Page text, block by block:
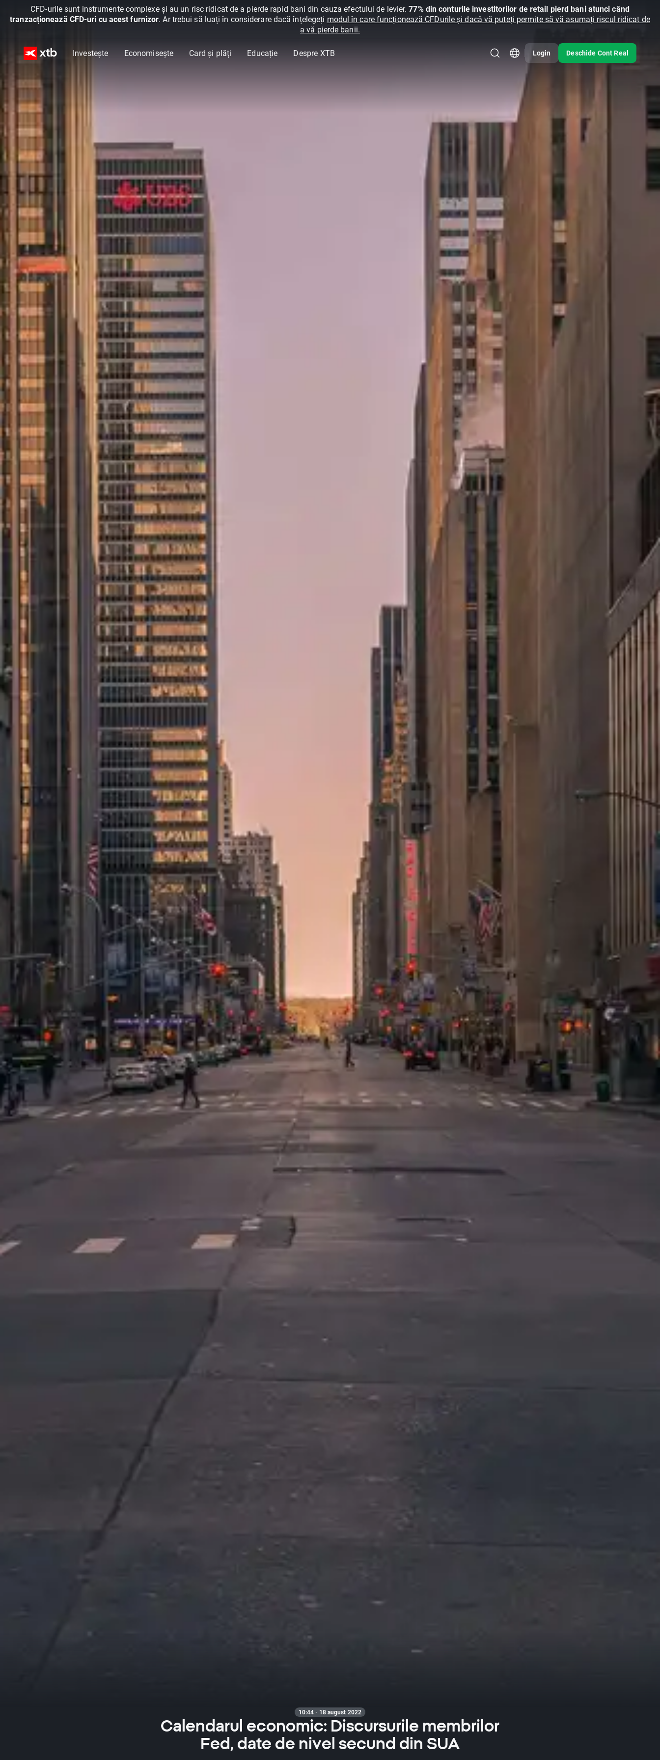
CFD-urile sunt instrumente complexe și au un risc ridicat de a pierde rapid bani din cauza efectului de levier.77% din conturile investitorilor de retail pierd bani atunci când
tranzacționează CFD-uri cu acest furnizor. Ar trebui să luați în considerare dacă înțelegeți modul în care funcționează CFDurile și dacă vă puteți permite să vă asumați riscul ridicat de
a vă pierde banii.
Investește Economisește Card și plăți Educație Despre XTB Login Deschide Cont Real
10:44 · 18 august 2022
Calendarul economic: Discursurile membrilor
Fed, date de nivel secund din SUA